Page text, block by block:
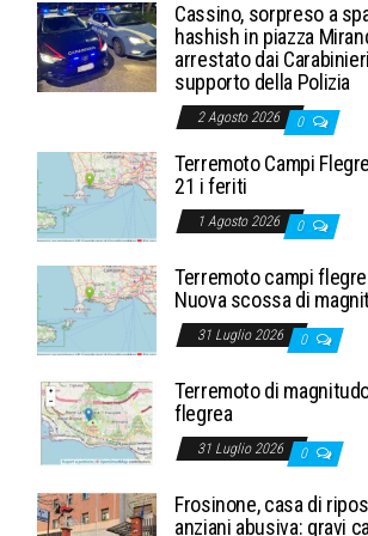
Cassino, sorpreso a
hashish in piazza
arrestato dai
supporto della Polizia
2 Agosto 2026 0
Terremoto Campi
21 i feriti
1 Agosto 2026 0
Terremoto campi
Nuova scossa di
31 Luglio 2026 0
Terremoto di
flegrea
31 Luglio 2026 0
Frosinone, casa di
anziani abusiva: gravi